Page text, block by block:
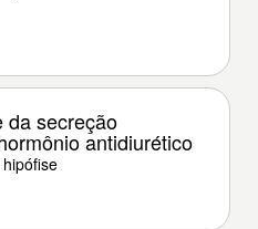
da secreção
antidiurético